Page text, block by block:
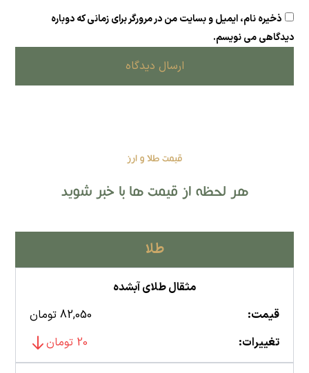
ذخیره نام، ایمیل و بسایت من در مرورگر برای زمانی که دوباره
دیدگاهی می نویسم.
ارسال دیدگاه
قیمت طلا و ارز
هر لحظه از قیمت ها با خبر شوید
طلا
مثقال طلای آبشده
قیمت:
82,050 تومان
تغییرات:
20 تومان